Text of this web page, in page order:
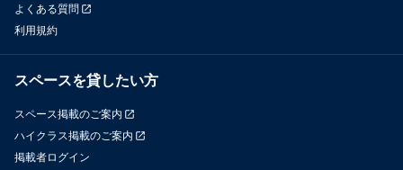
よくある質問
利用規約
スペースを貸したい方
スペース掲載のご案内
ハイクラス掲載のご案内
掲載者ログイン